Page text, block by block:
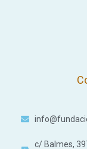
c/ Balmes,